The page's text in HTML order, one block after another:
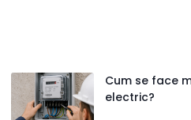
Cum se face
electric?